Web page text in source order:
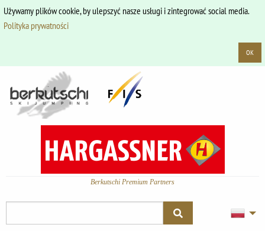
Używamy plików cookie, by ulepszyć nasze usługi i zintegrować social media.
Polityka prywatności
OK
Berkutschi Premium Partners